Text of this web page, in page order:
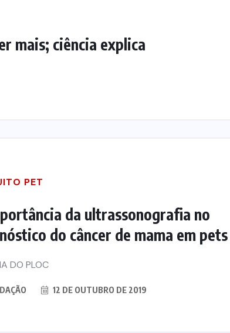
mais; ciência explica
PET
da ultrassonografia no
do câncer de mama em pets
DO PLOC
12 DE OUTUBRO DE 2019